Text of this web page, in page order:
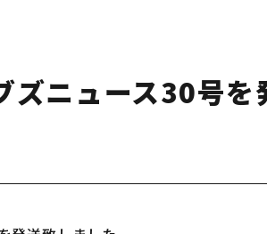
ズニュース30号を